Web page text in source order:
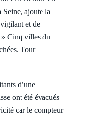
Seine, ajoute la
et de
» Cinq villes du
Tour
d’une
ont été évacués
car le compteur